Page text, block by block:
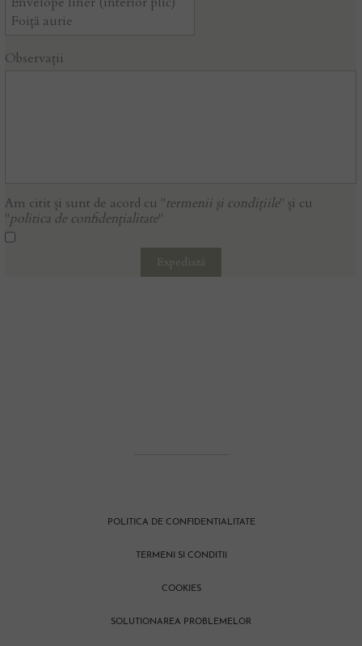
POLITICA DE CONFIDENTIALITATE
TERMENI SI CONDITII
COOKIES
SOLUTIONAREA PROBLEMELOR
Observații
Am citit și sunt de acord cu "termenii și condițiile" și cu
"politica de confidențialitate"
Expediază